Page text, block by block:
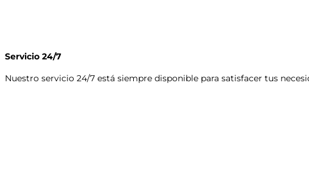
Servicio 24/7
Nuestro servicio 24/7 está siempre disponible para satisfacer tus